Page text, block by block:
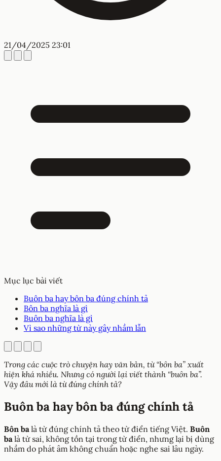
21/04/2025 23:01
Mục lục bài viết
Buôn ba hay bôn ba đúng chính tả
Bôn ba nghĩa là gì
Buôn ba nghĩa là gì
Vì sao những từ này gây nhầm lẫn
Trong các cuộc trò chuyện hay văn bản, từ “bôn ba” xuất
hiện khá nhiều. Nhưng có người lại viết thành “buôn ba”.
Vậy đâu mới là từ đúng chính tả?
Buôn ba hay bôn ba đúng chính tả
Bôn ba là từ đúng chính tả theo từ điển tiếng Việt. Buôn
ba là từ sai, không tồn tại trong từ điển, nhưng lại bị dùng
nhầm do phát âm không chuẩn hoặc nghe sai lâu ngày.